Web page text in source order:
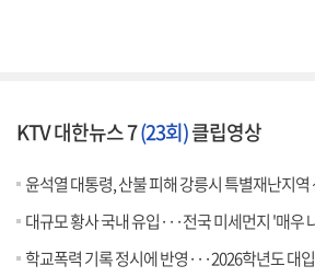
KTV 대한뉴스 7(23회)클립영상
윤석열 대통령, 산불 피해 강릉시 특별재난지역
대규모 황사 국내 유입···전국 미세먼지 '매우
학교폭력 기록 정시에 반영···2026학년도 대